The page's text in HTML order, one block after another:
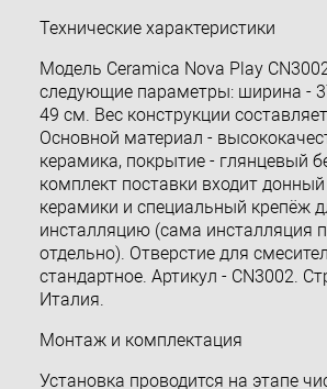
Технические характеристики
Модель Ceramica Nova Play
следующие параметры: ширина -
49 см. Вес конструкции
Основной материал -
керамика, покрытие - глянцевый
комплект поставки входит
керамики и специальный крепёж
инсталляцию (сама инсталляция
отдельно). Отверстие для
стандартное. Артикул - CN3002.
Италия.
Монтаж и комплектация
Установка проводится на этапе